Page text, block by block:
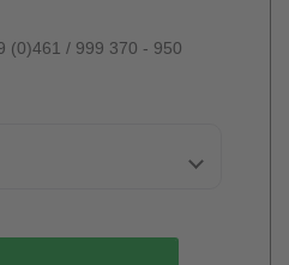
(0)461 / 999 370 - 950